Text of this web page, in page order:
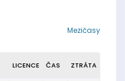
Mezičasy
LICENCE ČAS ZTRÁTA